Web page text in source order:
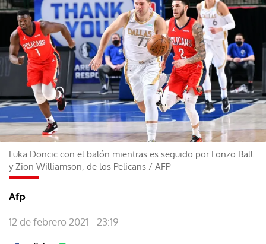
Luka Doncic con el balón mientras es seguido por Lonzo Ball
y Zion Williamson, de los Pelicans / AFP
Afp
12 de febrero 2021 - 23:19